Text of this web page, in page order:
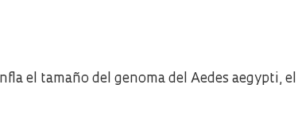
el tamaño del genoma del Aedes aegypti,